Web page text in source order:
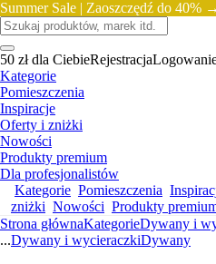
Summer Sale | Zaoszczędź do 40% →
50 zł dla CiebieRejestracja
Kategorie
Pomieszczenia
Inspiracje
Oferty i zniżki
Nowości
Produkty premium
Dla profesjonalistów
Kategorie Pomieszczenia
zniżki Nowości Produkty
Strona głównaKategorieDywany i
...Dywany i wycieraczkiDywany